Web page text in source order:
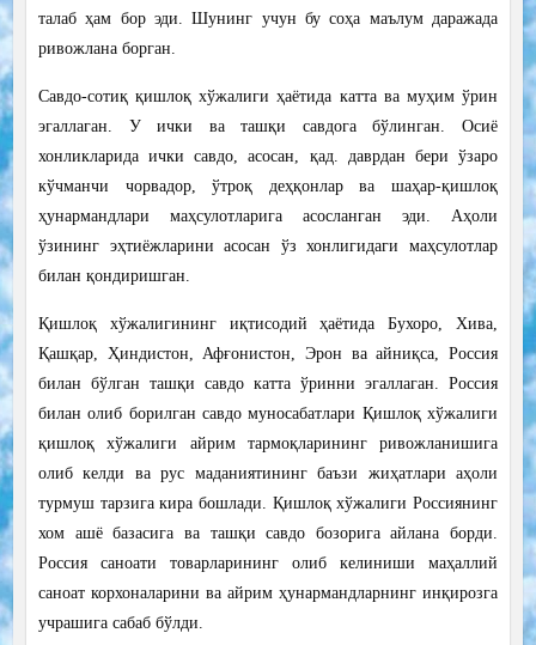
талаб ҳам бор эди. Шунинг учун бу соҳа маълум даражада
ривожлана борган.
Савдо-сотиқ қишлоқ хўжалиги ҳаётида катта ва муҳим ўрин
эгаллаган. У ички ва ташқи савдога бўлинган. Осиё
хонликларида ички савдо, асосан, қад. даврдан бери ўзаро
кўчманчи чорвадор, ўтроқ деҳқонлар ва шаҳар-қишлоқ
ҳунармандлари маҳсулотларига асосланган эди. Аҳоли
ўзининг эҳтиёжларини асосан ўз хонлигидаги маҳсулотлар
билан қондиришган.
Қишлоқ хўжалигининг иқтисодий ҳаётида Бухоро, Хива,
Қашқар, Ҳиндистон, Афғонистон, Эрон ва айниқса, Россия
билан бўлган ташқи савдо катта ўринни эгаллаган. Россия
билан олиб борилган савдо муносабатлари Қишлоқ хўжалиги
қишлоқ хўжалиги айрим тармоқларининг ривожланишига
олиб келди ва рус маданиятининг баъзи жиҳатлари аҳоли
турмуш тарзига кира бошлади. Қишлоқ хўжалиги Россиянинг
хом ашё базасига ва ташқи савдо бозорига айлана борди.
Россия саноати товарларининг олиб келиниши маҳаллий
саноат корхоналарини ва айрим ҳунармандларнинг инқирозга
учрашига сабаб бўлди.